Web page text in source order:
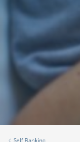
Self Banking